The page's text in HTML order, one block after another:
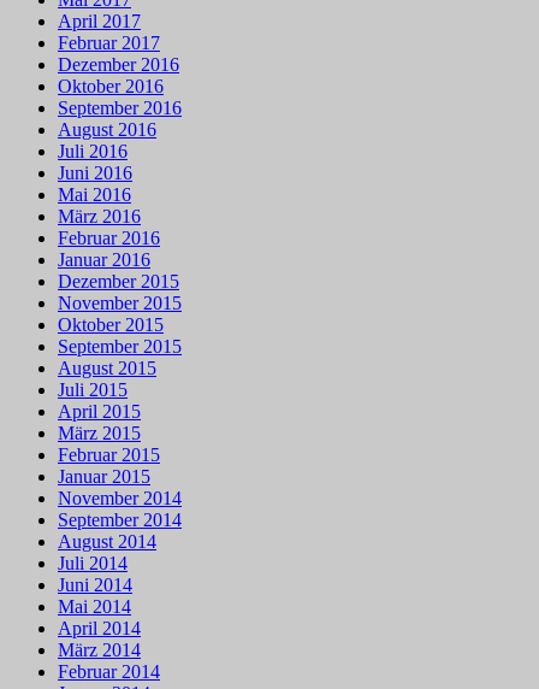
April 2017
Februar 2017
Dezember 2016
Oktober 2016
September 2016
August 2016
Juli 2016
Juni 2016
Mai 2016
März 2016
Februar 2016
Januar 2016
Dezember 2015
November 2015
Oktober 2015
September 2015
August 2015
Juli 2015
April 2015
März 2015
Februar 2015
Januar 2015
November 2014
September 2014
August 2014
Juli 2014
Juni 2014
Mai 2014
April 2014
März 2014
Februar 2014